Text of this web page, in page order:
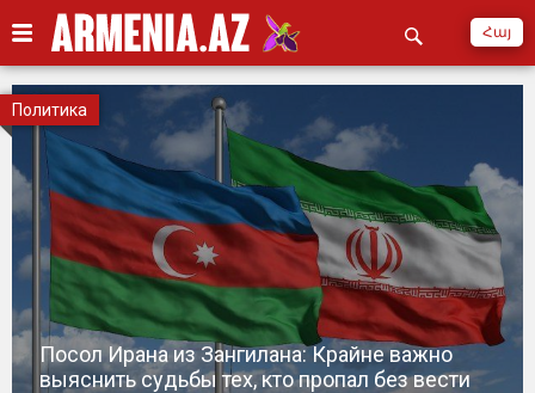
Հայ
Посол Ирана из Зангилана: Крайне важно
выяснить судьбы тех, кто пропал без вести
Политика